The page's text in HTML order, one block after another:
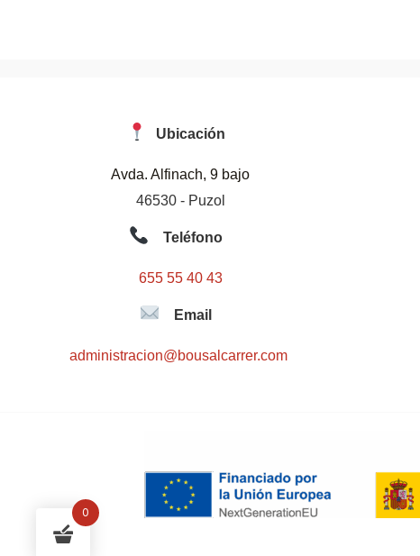
Ubicación
Avda. Alfinach, 9 bajo
46530 - Puzol
Teléfono
655 55 40 43
Email
administracion@bousalcarrer.com
0